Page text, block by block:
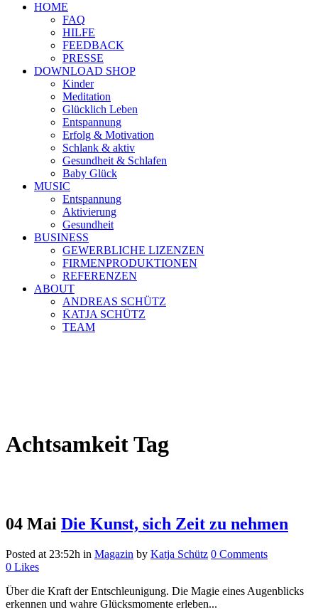
HOME
FAQ
HILFE
FEEDBACK
PRESSE
DOWNLOAD SHOP
Kinder
Meditation
Glücklich Leben
Entspannung
Erfolg & Motivation
Schlank & aktiv
Gesundheit & Schlafen
Baby Glück
MUSIC
Entspannung
Aktivierung
Gesundheit
BUSINESS
GEWERBLICHE LIZENZEN
FIRMENPRODUKTIONEN
REFERENZEN
ABOUT
ANDREAS SCHÜTZ
KATJA SCHÜTZ
TEAM
Achtsamkeit Tag
04 Mai Die Kunst, sich Zeit zu nehmen
Posted at 23:52h in Magazin by Katja Schütz 0 Comments
0 Likes
Über die Kraft der Entschleunigung. Die Magie eines Augenblicks
erkennen und wahre Glücksmomente erleben...